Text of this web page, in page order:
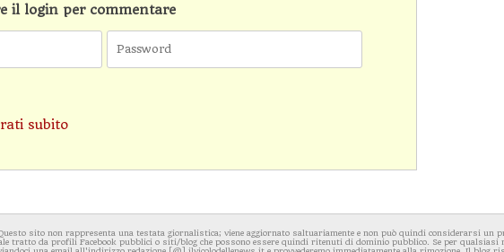
il login per commentare
subito
sito non rappresenta una testata giornalistica; viene aggiornato saltuariamente e non può quindi considerarsi un
tratto da profili Facebook pubblici o siti/blog che possono essere quindi ritenuti di dominio pubblico. Se per qualsiasi